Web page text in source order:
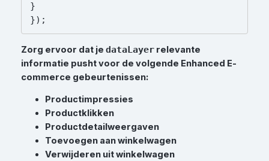
}
});
Zorg ervoor dat je dataLayerrelevante
informatie pusht voor de volgende Enhanced E-
commerce gebeurtenissen:
Productimpressies
Productklikken
Productdetailweergaven
Toevoegen aan winkelwagen
Verwijderen uit winkelwagen